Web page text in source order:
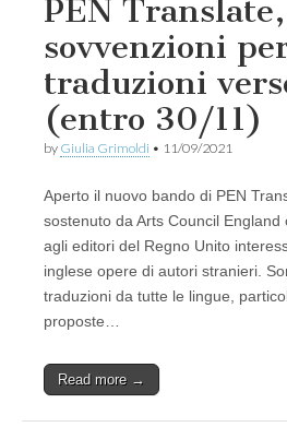
PEN Translate,
sovvenzioni
traduzioni
(entro 30/11)
by Giulia Grimoldi • 11/09/2021
Aperto il nuovo bando di PEN
sostenuto da Arts Council
agli editori del Regno Unito
inglese opere di autori stranieri.
traduzioni da tutte le lingue,
proposte…
Read more →